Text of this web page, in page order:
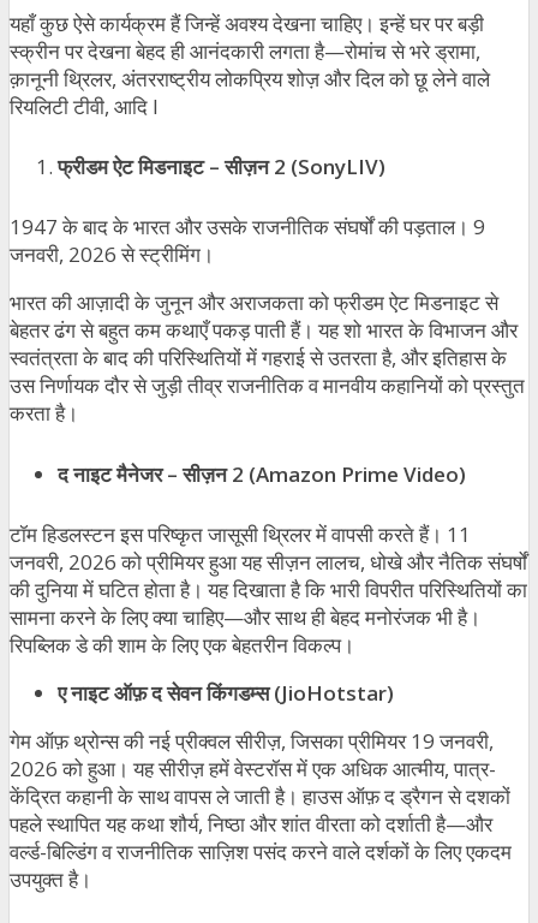
यहाँ कुछ ऐसे कार्यक्रम हैं जिन्हें अवश्य देखना चाहिए। इन्हें घर पर बड़ी
स्क्रीन पर देखना बेहद ही आनंदकारी लगता है—रोमांच से भरे ड्रामा,
क़ानूनी थ्रिलर, अंतरराष्ट्रीय लोकप्रिय शोज़ और दिल को छू लेने वाले
रियलिटी टीवी, आदि l
फ्रीडम ऐट मिडनाइट–सीज़न2 (SonyLIV)
1947 के बाद के भारत और उसके राजनीतिक संघर्षों की पड़ताल। 9
जनवरी, 2026 से स्ट्रीमिंग।
भारत की आज़ादी के जुनून और अराजकता को फ्रीडम ऐट मिडनाइट से
बेहतर ढंग से बहुत कम कथाएँ पकड़ पाती हैं। यह शो भारत के विभाजन और
स्वतंत्रता के बाद की परिस्थितियों में गहराई से उतरता है, और इतिहास के
उस निर्णायक दौर से जुड़ी तीव्र राजनीतिक व मानवीय कहानियों को प्रस्तुत
करता है।
द नाइट मैनेजर–सीज़न2 (Amazon Prime Video)
टॉम हिडलस्टन इस परिष्कृत जासूसी थ्रिलर में वापसी करते हैं। 11
जनवरी, 2026 को प्रीमियर हुआ यह सीज़न लालच, धोखे और नैतिक संघर्षों
की दुनिया में घटित होता है। यह दिखाता है कि भारी विपरीत परिस्थितियों का
सामना करने के लिए क्या चाहिए—और साथ ही बेहद मनोरंजक भी है।
रिपब्लिक डे की शाम के लिए एक बेहतरीन विकल्प।
ए नाइट ऑफ़ द सेवन किंगडम्स(JioHotstar)
गेम ऑफ़ थ्रोन्स की नई प्रीक्वल सीरीज़, जिसका प्रीमियर 19 जनवरी,
2026 को हुआ। यह सीरीज़ हमें वेस्टरॉस में एक अधिक आत्मीय, पात्र-
केंद्रित कहानी के साथ वापस ले जाती है। हाउस ऑफ़ द ड्रैगन से दशकों
पहले स्थापित यह कथा शौर्य, निष्ठा और शांत वीरता को दर्शाती है—और
वर्ल्ड-बिल्डिंग व राजनीतिक साज़िश पसंद करने वाले दर्शकों के लिए एकदम
उपयुक्त है।